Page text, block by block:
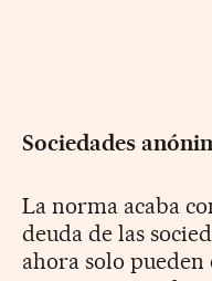
Sociedades
La norma acaba
deuda de las
ahora solo